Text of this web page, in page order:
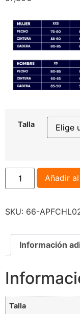
Talla
Añadir
SKU: 66-
Información
Talla